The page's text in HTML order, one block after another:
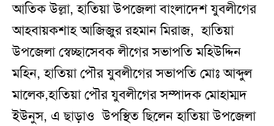
আতিক উল্লা, হাতিয়া উপজেলা বাংলাদেশ যুবলীগের
আহবায়কশাহ আজিজুর রহমান মিরাজ, হাতিয়া
উপজেলা স্বেচ্ছাসেবক লীগের সভাপতি মহিউদ্দিন
মহিন, হাতিয়া পৌর যুবলীগের সভাপতি মোঃ আব্দুল
মালেক,হাতিয়া পৌর যুবলীগের সম্পাদক মোহাম্মদ
ইউনুস, এ ছাড়াও ‌ উপস্থিত ছিলেন হাতিয়া উপজেলা